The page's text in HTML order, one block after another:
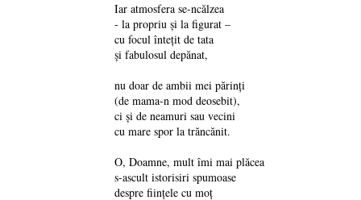
Iar atmosfera se-ncălzea
- la propriu și la figurat –
cu focul întețit de tata
și fabulosul depănat,
nu doar de ambii mei părinți
(de mama-n mod deosebit),
ci și de neamuri sau vecini
cu mare spor la trăncănit.
O, Doamne, mult îmi mai plăcea
s-ascult istorisiri spumoase
despre ființele cu moț